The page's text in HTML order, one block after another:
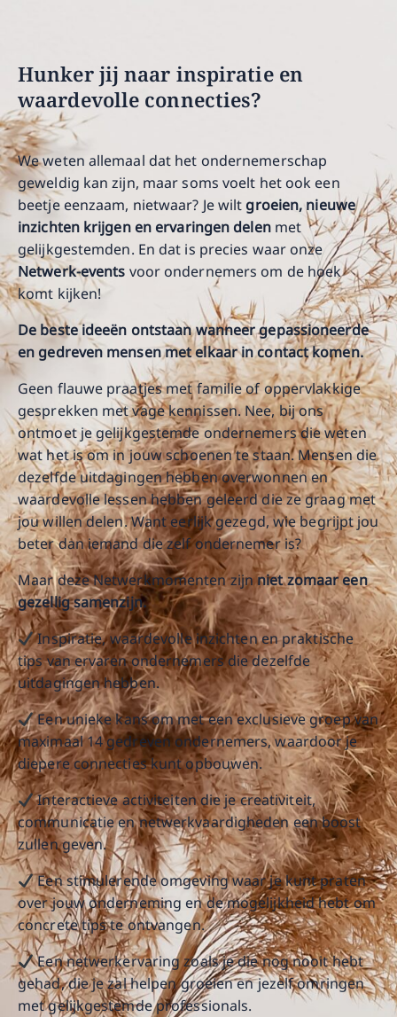
Hunker jij naar inspiratie en
waardevolle connecties?
We weten allemaal dat het ondernemerschap
geweldig kan zijn, maar soms voelt het ook een
beetje eenzaam, nietwaar? Je wilt groeien, nieuwe
inzichten krijgen en ervaringen delenmet
gelijkgestemden. En dat is precies waar onze
Netwerk-events voor ondernemers om de hoek
komt kijken!
De beste ideeën ontstaan wanneer gepassioneerde
en gedreven mensen met elkaar in contact komen.
Geen flauwe praatjes met familie of oppervlakkige
gesprekken met vage kennissen. Nee, bij ons
ontmoet je gelijkgestemde ondernemers die weten
wat het is om in jouw schoenen te staan. Mensen die
dezelfde uitdagingen hebben overwonnen en
waardevolle lessen hebben geleerd die ze graag met
jou willen delen. Want eerlijk gezegd, wie begrijpt jou
beter dan iemand die zelf ondernemer is?
Maar deze Netwerkmomenten zijnniet zomaar een
gezellig samenzijn.
Inspiratie, waardevolle inzichten en praktische
tips van ervaren ondernemers die dezelfde
uitdagingen hebben.
Een unieke kans om met een exclusieve groep van
maximaal 14 gedreven ondernemers, waardoor je
diepere connecties kunt opbouwen.
Interactieve activiteiten die je creativiteit,
communicatie en netwerkvaardigheden een boost
zullen geven.
Een stimulerende omgeving waar je kunt praten
over jouw onderneming en de mogelijkheid hebt om
concrete tips te ontvangen.
Een netwerkervaring zoals je die nog nooit hebt
gehad, die je zal helpen groeien en jezelf omringen
met gelijkgestemde professionals.